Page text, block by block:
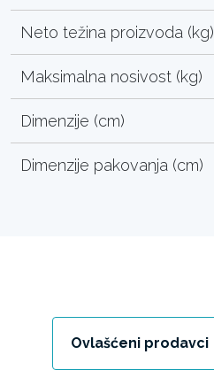
Neto težina proizvoda (kg)
Maksimalna nosivost (kg)
Dimenzije (cm)
Dimenzije pakovanja (cm)
Ovlašćeni prodavci